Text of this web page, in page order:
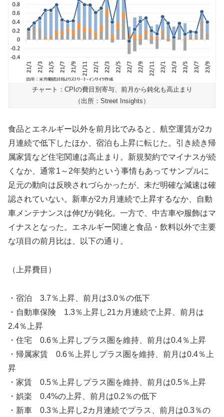
チャート：CPIの費目別寄与、前月から鈍化も高止まり
（出所：Street Insights）
食品とエネルギー以外を前月比でみると、航空運賃が2カ
月連続で低下したほか、宿泊も上昇に転じた。引き続き帰
属家賃など住宅関連は高止まり。新規契約でマイナスが続
くなか、通常1～2年契約という事情もあってサンプルに
足元の動向は反映されづらかったが、未だ明確な減速は確
認されていない。新車が2カ月連続で上昇するなか、自動
車メンテナンスは伸びが鈍化。一方で、中古車や服飾はマ
イナスとなった。エネルギー関連と食品・飲料以外で主要
な項目の前月比は、以下の通り。
（上昇費目）
・宿泊 3.7％上昇、前月は3.0％の低下
・自動車保険 1.3％上昇し21カ月連続で上昇、前月は
2.4％上昇
・住宅 0.6％上昇しプラス圏を維持、前月は0.4％上昇
・帰属家賃 0.6％上昇しプラス圏を維持、前月は0.4％上
昇
・家賃 0.5％上昇しプラス圏を維持、前月は0.5％上昇
・娯楽 0.4%の上昇、前月は0.2％の低下
・新車 0.3％上昇し2カ月連続でプラス、前月は0.3％の